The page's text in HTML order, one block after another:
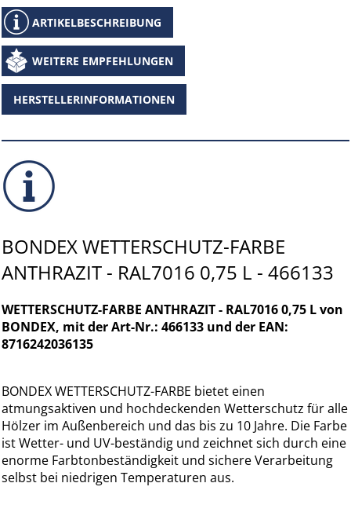
ARTIKELBESCHREIBUNG
WEITERE EMPFEHLUNGEN
HERSTELLERINFORMATIONEN
BONDEX WETTERSCHUTZ-FARBE
ANTHRAZIT - RAL7016 0,75 L - 466133
WETTERSCHUTZ-FARBE ANTHRAZIT - RAL7016 0,75 L von
BONDEX, mit der Art-Nr.: 466133 und der EAN:
8716242036135
BONDEX WETTERSCHUTZ-FARBE bietet einen
atmungsaktiven und hochdeckenden Wetterschutz für alle
Hölzer im Außenbereich und das bis zu 10 Jahre. Die Farbe
ist Wetter- und UV-beständig und zeichnet sich durch eine
enorme Farbtonbeständigkeit und sichere Verarbeitung
selbst bei niedrigen Temperaturen aus.